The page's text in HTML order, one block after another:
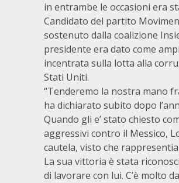
in entrambe le occasioni era
Candidato del partito
sostenuto dalla coalizione
presidente era dato come
incentrata sulla lotta alla
Stati Uniti.
“Tenderemo la nostra mano
ha dichiarato subito dopo
Quando gli e’ stato chiesto
aggressivi contro il Messico,
cautela, visto che
La sua vittoria è stata
di lavorare con lui. C’è molto